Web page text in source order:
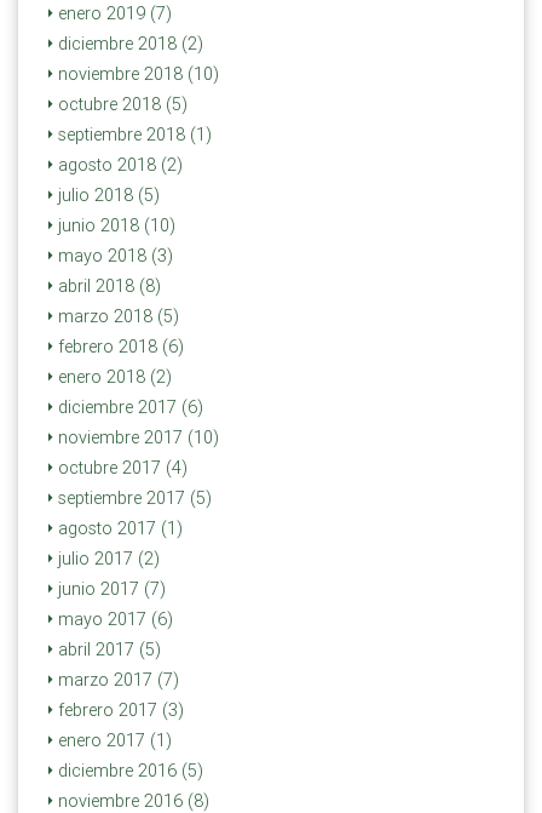
enero 2019 (7)
diciembre 2018 (2)
noviembre 2018 (10)
octubre 2018 (5)
septiembre 2018 (1)
agosto 2018 (2)
julio 2018 (5)
junio 2018 (10)
mayo 2018 (3)
abril 2018 (8)
marzo 2018 (5)
febrero 2018 (6)
enero 2018 (2)
diciembre 2017 (6)
noviembre 2017 (10)
octubre 2017 (4)
septiembre 2017 (5)
agosto 2017 (1)
julio 2017 (2)
junio 2017 (7)
mayo 2017 (6)
abril 2017 (5)
marzo 2017 (7)
febrero 2017 (3)
enero 2017 (1)
diciembre 2016 (5)
noviembre 2016 (8)